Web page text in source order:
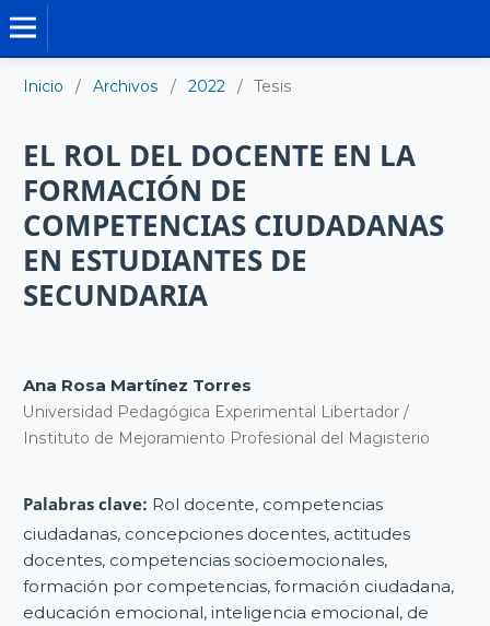
Inicio / Archivos / 2022 / Tesis
EL ROL DEL DOCENTE EN LA
FORMACIÓN DE
COMPETENCIAS CIUDADANAS
EN ESTUDIANTES DE
SECUNDARIA
Ana Rosa Martínez Torres
Universidad Pedagógica Experimental Libertador /
Instituto de Mejoramiento Profesional del Magisterio
Palabras clave: Rol docente, competencias
ciudadanas, concepciones docentes, actitudes
docentes, competencias socioemocionales,
formación por competencias, formación ciudadana,
educación emocional, inteligencia emocional, de